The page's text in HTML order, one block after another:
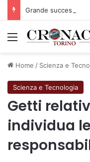
Menu
Home / Scienza e
Scienza e Tecnologia
Getti
individua